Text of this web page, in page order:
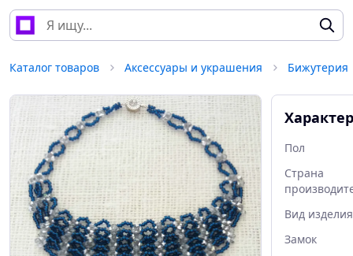
Каталог товаров Аксессуары и украшения Бижутерия
Пол
Страна
Вид изделия
Замок